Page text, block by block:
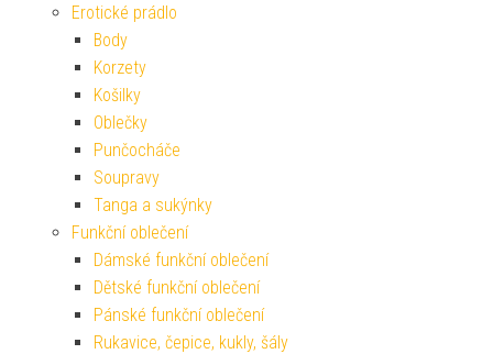
Erotické prádlo
Body
Korzety
Košilky
Oblečky
Punčocháče
Soupravy
Tanga a sukýnky
Funkční oblečení
Dámské funkční oblečení
Dětské funkční oblečení
Pánské funkční oblečení
Rukavice, čepice, kukly, šály